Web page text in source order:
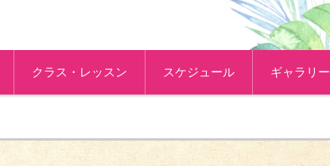
クラス・レッスン スケジュール ギャラリー